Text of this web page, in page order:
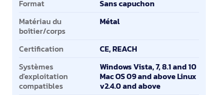
Format
Sans capuchon
Matériau du
boîtier/corps
Métal
Certification
CE, REACH
Systèmes
d'exploitation
compatibles
Windows Vista, 7, 8.1 and 10
Mac OS 09 and above Linux
v2.4.0 and above